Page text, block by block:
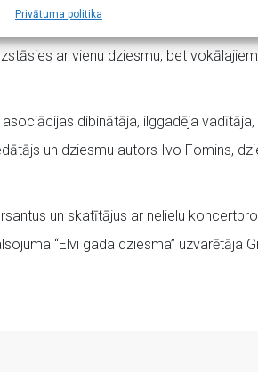
Privātuma politika
ar vienu dziesmu, bet
dibinātāja, ilggadēja
un dziesmu autors Ivo Fomins,
un skatītājus ar nelielu
“Elvi gada dziesma” uzvarētāja